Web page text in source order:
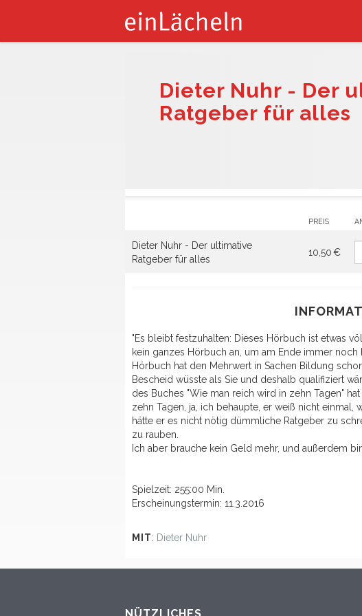
Dieter Nuhr - Der
Ratgeber für alles
PREIS
Dieter Nuhr - Der ultimative
Ratgeber für alles
10,50 €
"Es bleibt festzuhalten: Dieses Hörbuch ist etwas
kein ganzes Hörbuch an, um am Ende immer
Hörbuch hat den Mehrwert in Sachen Bildung
Bescheid wüsste als Sie und deshalb qualifiziert
des Buches "Wie man reich wird in zehn Tagen"
zehn Tagen, ja, ich behaupte, er weiß nicht einmal,
hätte er es nicht nötig dümmliche Ratgeber zu
zu rauben.
Ich aber brauche kein Geld mehr, und außerdem
Spielzeit: 255:00 Min.
Erscheinungstermin: 11.3.2016
MIT: Dieter Nuhr